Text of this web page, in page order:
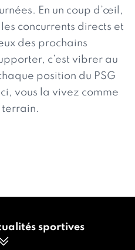
En un coup d’œil,
concurrents directs et
des prochains
c’est vibrer au
position du PSG
vous la vivez comme
terrain.
sportives